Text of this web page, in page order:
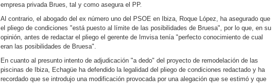
empresa privada Brues, tal y como asegura el PP.
Al contrario, el abogado del ex número uno del PSOE en Ibiza, Roque López, ha asegurado que
el pliego de condiciones "está puesto al límite de las posibilidades de Bruesa", por lo que, en su
opinión, antes de redactar el pliego el gerente de Imvisa tenía "perfecto conocimiento de cual
eran las posibilidades de Bruesa".
En cuanto al presunto intento de adjudicación "a dedo" del proyecto de remodelación de las
piscinas de Ibiza, Echagüe ha defendido la legalidad del pliego de condiciones redactado y ha
recordado que se introdujo una modificación provocada por una alegación que se estimó y que